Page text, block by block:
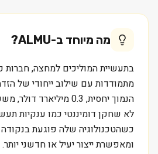
מה מיוחד ב-ALMU
?
מתמודדות עם שילוב ייחודי של
הנמוך יחסית, 0.3
לא שחקן דומיננטי כמו ענקיות
כשהטכנולוגיה שלה פוגעת
ומאפשרת ייצור יעיל או חדשני